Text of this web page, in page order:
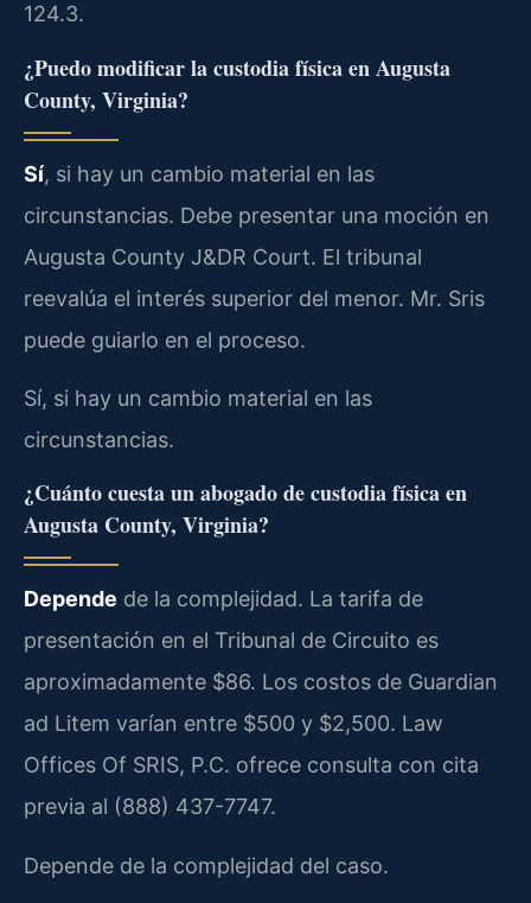
124.3.
¿Puedo modificar la custodia física en Augusta
County, Virginia?
Sí, si hay un cambio material en las
circunstancias. Debe presentar una moción en
Augusta County J&DR Court. El tribunal
reevalúa el interés superior del menor. Mr. Sris
puede guiarlo en el proceso.
Sí, si hay un cambio material en las
circunstancias.
¿Cuánto cuesta un abogado de custodia física en
Augusta County, Virginia?
Depende de la complejidad. La tarifa de
presentación en el Tribunal de Circuito es
aproximadamente $86. Los costos de Guardian
ad Litem varían entre $500 y $2,500. Law
Offices Of SRIS, P.C. ofrece consulta con cita
previa al (888) 437-7747.
Depende de la complejidad del caso.